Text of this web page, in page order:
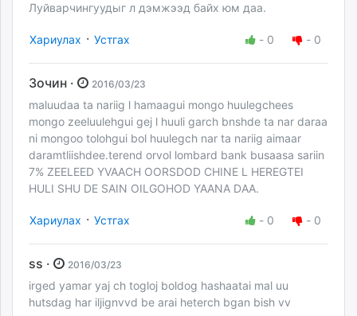
Луйварчингуудыг л дэмжээд байх юм даа.
Хариулах · Устгах - 0 - 0
Зочин · 2016/03/23
maluudaa ta nariig l hamaagui mongo huulegchees
mongo zeeluulehgui gej l huuli garch bnshde ta nar daraa
ni mongoo tolohgui bol huulegch nar ta nariig aimaar
daramtliishdee.terend orvol lombard bank busaasa sariin
7% ZEELEED YVAACH OORSDOD CHINE L HEREGTEI
HULI SHU DE SAIN OILGOHOD YAANA DAA.
Хариулах · Устгах - 0 - 0
ss · 2016/03/23
irged yamar yaj ch togloj boldog hashaatai mal uu
hutsdag har iljignvvd be arai heterch bgan bish vv